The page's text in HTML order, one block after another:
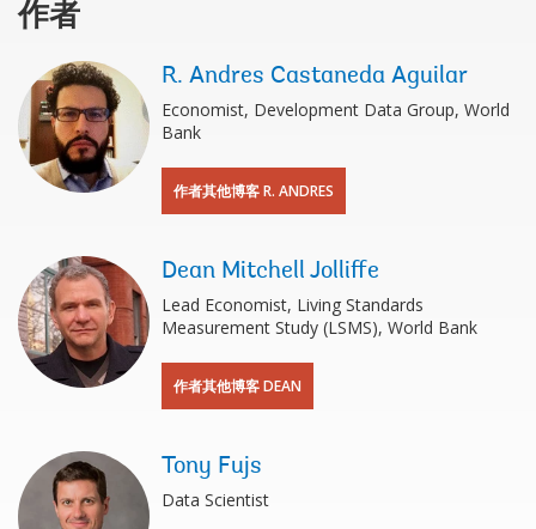
作者
R. Andres Castaneda Aguilar
Economist, Development Data Group, World
Bank
作者其他博客 R. ANDRES
Dean Mitchell Jolliffe
Lead Economist, Living Standards
Measurement Study (LSMS), World Bank
作者其他博客 DEAN
Tony Fujs
Data Scientist